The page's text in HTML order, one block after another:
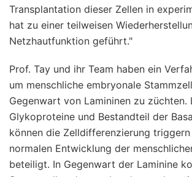
Transplantation dieser Zellen in
hat zu einer teilweisen
Netzhautfunktion geführt."
Prof. Tay und ihr Team haben ein
um menschliche embryonale
Gegenwart von Lamininen zu züchten.
Glykoproteine und Bestandteil der
können die Zelldifferenzierung
normalen Entwicklung der
beteiligt. In Gegenwart der Laminine